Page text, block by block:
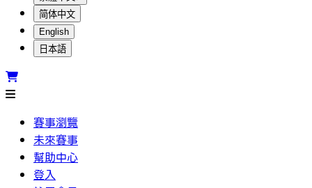
简体中文
English
日本語
賽事瀏覽
未來賽事
幫助中心
登入